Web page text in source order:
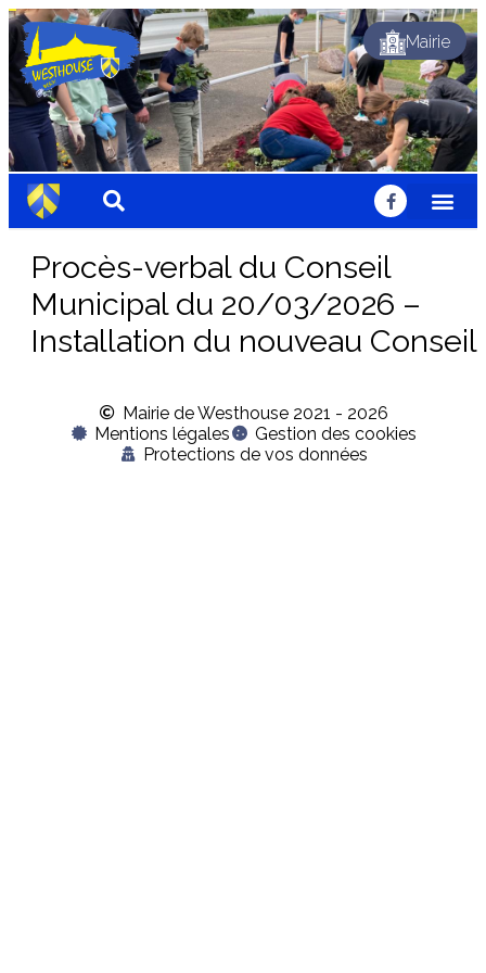
Mairie
Dynamique
Fleuri
Solidaire
Traditionnel
Festif
Sportif
Chaleureux
Accueillant
Nature
Dynamique
Fleuri
Solidaire
Traditionnel
Festif
Sportif
Chaleureux
Accueillant
Nature
Dynamique
Fleuri
Solidaire
Traditionnel
Festif
Sportif
Chaleureux
Accueillant
Nature
Procès-verbal du Conseil
Municipal du 20/03/2026 –
Installation du nouveau Conseil
Mairie de Westhouse 2021 - 2026
Mentions légales
Gestion des cookies
Protections de vos données